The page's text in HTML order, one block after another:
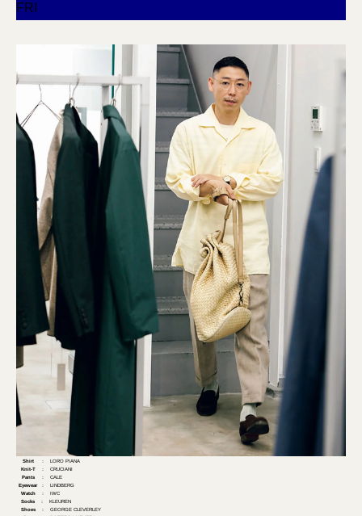
FRI
Shirt
： LORO PIANA
Knit-T
： CRUCIANI
Pants
： CALE
Eyewear
： LINDBERG
Watch
： IWC
Socks
： KLEUREN
Shoes
： GEORGE CLEVERLEY